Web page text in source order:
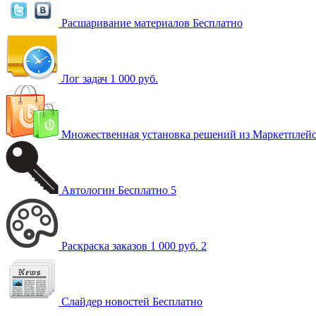
Расшаривание материалов Бесплатно
Лог задач 1 000 руб.
Множественная установка решений из Маркетплейс
Автологин Бесплатно 5
Раскраска заказов 1 000 руб. 2
Слайдер новостей Бесплатно